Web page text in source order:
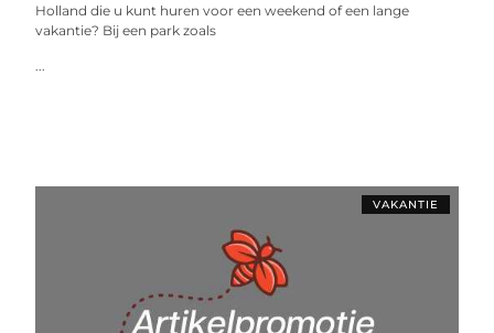
Holland die u kunt huren voor een weekend of een lange
vakantie? Bij een park zoals
...
VAKANTIE